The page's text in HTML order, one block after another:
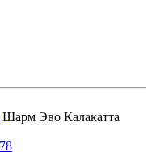
Шарм Эво Калакатта